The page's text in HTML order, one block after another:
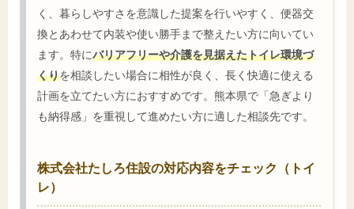
く、暮らしやすさを意識した提案を行いやすく、便器交
換とあわせて内装や使い勝手まで整えたい方に向いてい
ます。特にバリアフリーや介護を見据えたトイレ環境づ
くりを相談したい場合に相性が良く、長く快適に使える
計画を立てたい方におすすめです。熊本県で「急ぎより
も納得感」を重視して進めたい方に適した相談先です。
株式会社たしろ住設の対応内容をチェック（トイ
レ）